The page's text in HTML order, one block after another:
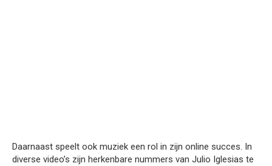
Daarnaast speelt ook muziek een rol in zijn online succes. In
diverse video’s zijn herkenbare nummers van Julio Iglesias te